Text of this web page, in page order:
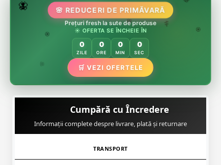
🌸
🌿
🌸
🏵️
🌷
🦋 🌸 REDUCERI DE PRIMĂVARĂ
Prețuri fresh la sute de produse
☀️ OFERTA SE ÎNCHEIE ÎN
0
ZILE
0
ORE
0
MIN
0
SEC
🛒 VEZI OFERTELE
Cumpără cu Încredere
Informații complete despre livrare, plată și returnare
TRANSPORT